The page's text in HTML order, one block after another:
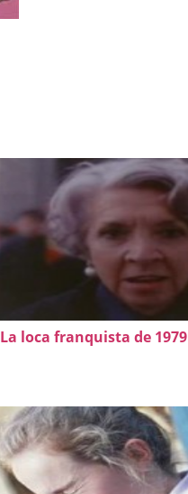
La loca franquista de 1979